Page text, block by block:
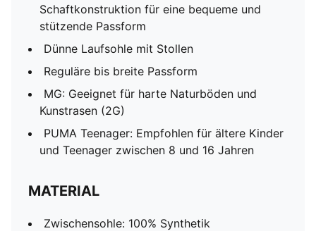
Schaftkonstruktion für eine bequeme und
stützende Passform
Dünne Laufsohle mit Stollen
Reguläre bis breite Passform
MG: Geeignet für harte Naturböden und
Kunstrasen (2G)
PUMA Teenager: Empfohlen für ältere Kinder
und Teenager zwischen 8 und 16 Jahren
MATERIAL
Zwischensohle: 100% Synthetik